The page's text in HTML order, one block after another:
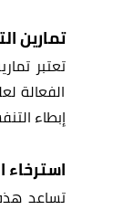
تمارين
تعتبر
الفعالة
إبطاء
استرخاء
تساعد